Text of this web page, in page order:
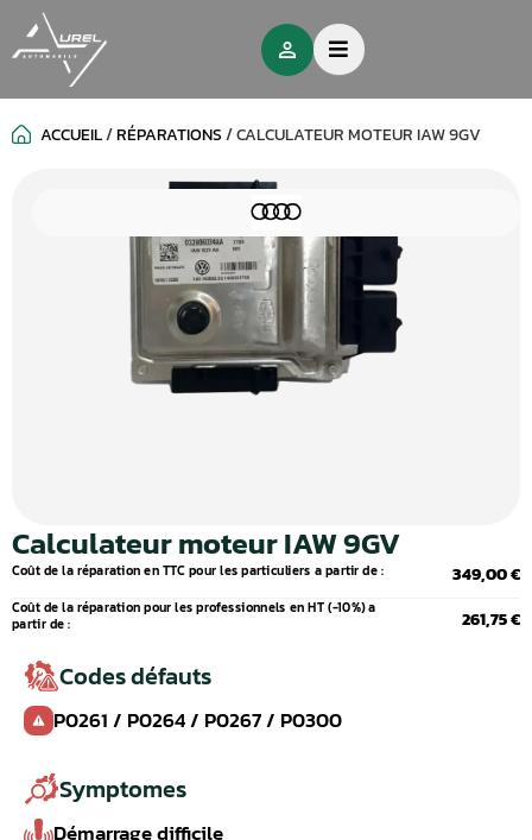
ACCUEIL/RÉPARATIONS/CALCULATEUR MOTEUR IAW 9GV
Calculateur moteur IAW 9GV
Coût de la réparation en TTC pour les particuliers a partir de : 349,00 €
Coût de la réparation pour les professionnels en HT (-10%) a
partir de : 261,75 €
Codes défauts
P0261 / P0264 / P0267 / P0300
Symptomes
Démarrage difficile